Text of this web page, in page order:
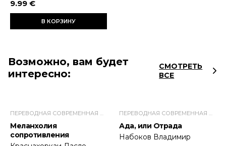
9.99 €
В КОРЗИНУ
Возможно, вам будет
интересно:
СМОТРЕТЬ
ВСЕ
ПЕРЕВОДНАЯ СОВРЕМЕННАЯ ПРОЗА
Меланхолия
сопротивления
ПЕРЕВОДНАЯ СОВРЕМЕННАЯ ПРОЗА
Ада, или Отрада
Набоков Владимир